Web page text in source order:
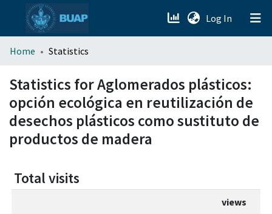
Log In (current)
menu.section.about_menu
All of DSpace
Home Statistics
Statistics for Aglomerados plásticos:
opción ecológica en reutilización de
desechos plásticos como sustituto de
productos de madera
Total visits
views